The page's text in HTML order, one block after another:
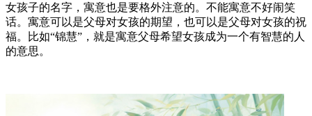
女孩子的名字，寓意也是要格外注意的。不能寓意不好闹笑
话。寓意可以是父母对女孩的期望，也可以是父母对女孩的祝
福。比如“锦慧”，就是寓意父母希望女孩成为一个有智慧的人
的意思。